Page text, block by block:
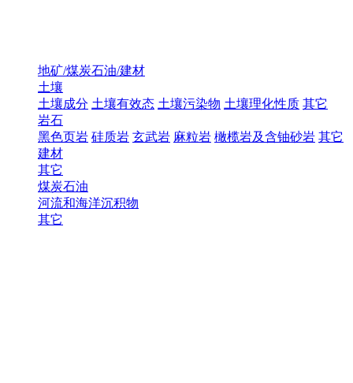
地矿/煤炭石油/建材
土壤
土壤成分 土壤有效态 土壤污染物 土壤理化性质 其它
岩石
黑色页岩 硅质岩 玄武岩 麻粒岩 橄榄岩及含铀砂岩 其它
建材
其它
煤炭石油
河流和海洋沉积物
其它